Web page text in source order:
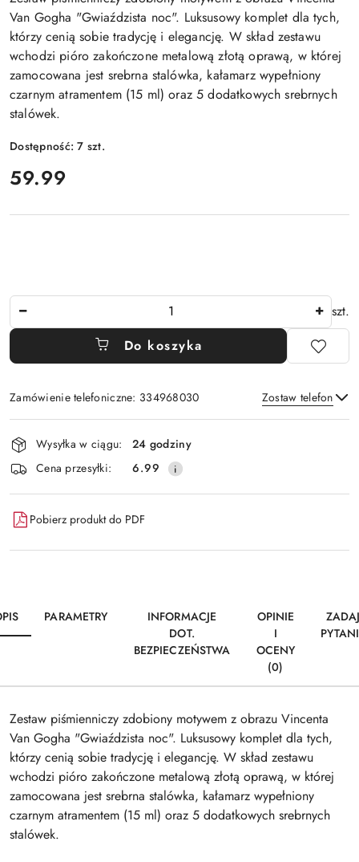
Van Gogha "Gwiaździsta noc". Luksusowy komplet dla tych,
którzy cenią sobie tradycję i elegancję. W skład zestawu
wchodzi pióro zakończone metalową złotą oprawą, w której
zamocowana jest srebrna stalówka, kałamarz wypełniony
czarnym atramentem (15 ml) oraz 5 dodatkowych srebrnych
stalówek.
Dostępność:7 szt.
cena:
59.99
szt.
Do koszyka
Zamówienie telefoniczne: 334968030 Zostaw telefon
Wyślij
Dostępność
i
dostawa
Wysyłka w ciągu:
24 godziny
Cena przesyłki:
6.99
Pobierz produkt do PDF
PARAMETRY
INFORMACJE
DOT.
BEZPIECZEŃSTWA
OPINIE
I
OCENY
(0)
Zestaw piśmienniczy zdobiony motywem z obrazu Vincenta
Van Gogha "Gwiaździsta noc". Luksusowy komplet dla tych,
którzy cenią sobie tradycję i elegancję. W skład zestawu
wchodzi pióro zakończone metalową złotą oprawą, w której
zamocowana jest srebrna stalówka, kałamarz wypełniony
czarnym atramentem (15 ml) oraz 5 dodatkowych srebrnych
stalówek.